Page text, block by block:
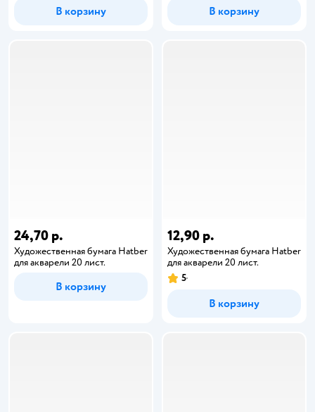
В корзину В корзину
24,70 р.
Художественная бумага Hatber
для акварели 20 лист.
В корзину
12,90 р.
Художественная бумага Hatber
для акварели 20 лист.
5
В корзину